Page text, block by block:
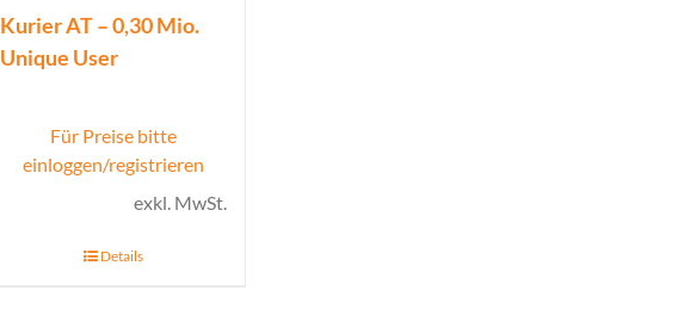
Kurier AT – 0,30 Mio.
Unique User
Für Preise bitte
einloggen/registrieren
exkl. MwSt.
Details